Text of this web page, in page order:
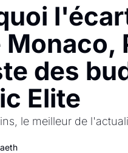
des
Elite
le meilleur de